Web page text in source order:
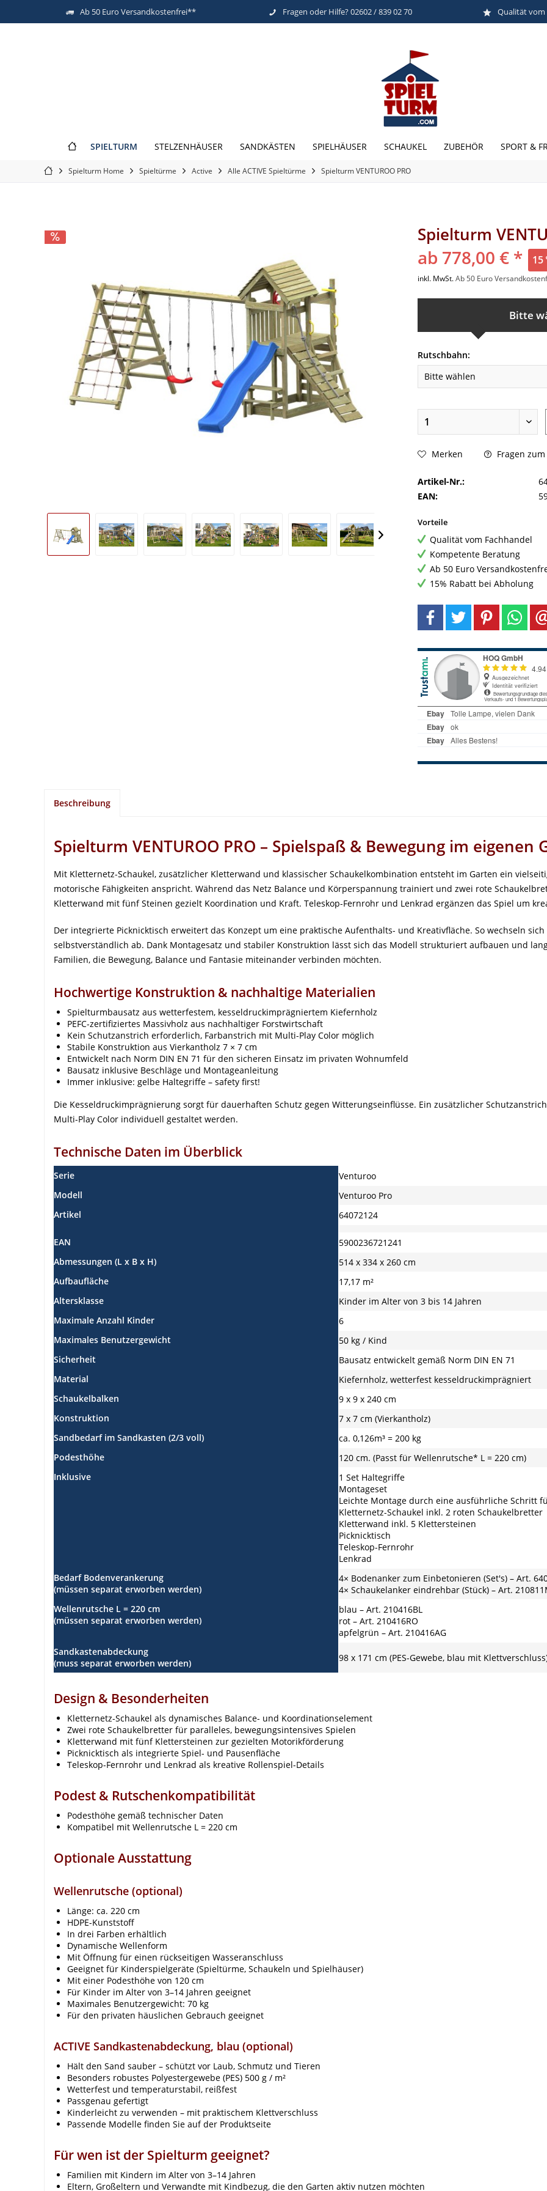
Ab 50 Euro Versandkostenfrei** Fragen oder Hilfe? 02602 / 839 02 70 Qualität vom
SPIELTURM STELZENHÄUSER SANDKÄSTEN SPIELHÄUSER SCHAUKEL ZUBEHÖR SPORT &
Spielturm Home Spieltürme Active Alle ACTIVE Spieltürme Spielturm VENTUROO PRO
Spielturm
ab 778,00 € * 15
inkl. MwSt.Ab 50 Euro
Bitte
Rutschbahn:
Merken Fragen
Artikel-Nr.:
EAN:
Vorteile
Qualität vom Fachhandel
Kompetente Beratung
Ab 50 Euro
15% Rabatt bei Abholung
Beschreibung
Spielturm VENTUROO PRO – Spielspaß & Bewegung im eigenen
Mit Kletternetz-Schaukel, zusätzlicher Kletterwand und klassischer Schaukelkombination entsteht im Garten ein
motorische Fähigkeiten anspricht. Während das Netz Balance und Körperspannung trainiert und zwei rote
Kletterwand mit fünf Steinen gezielt Koordination und Kraft. Teleskop-Fernrohr und Lenkrad ergänzen das Spiel um
Der integrierte Picknicktisch erweitert das Konzept um eine praktische Aufenthalts- und Kreativfläche. So wechseln
selbstverständlich ab. Dank Montagesatz und stabiler Konstruktion lässt sich das Modell strukturiert aufbauen und
Familien, die Bewegung, Balance und Fantasie miteinander verbinden möchten.
Hochwertige Konstruktion & nachhaltige Materialien
Spielturmbausatz aus wetterfestem, kesseldruckimprägniertem Kiefernholz
PEFC-zertifiziertes Massivholz aus nachhaltiger Forstwirtschaft
Kein Schutzanstrich erforderlich, Farbanstrich mit Multi-Play Color möglich
Stabile Konstruktion aus Vierkantholz 7 × 7 cm
Entwickelt nach Norm DIN EN 71 für den sicheren Einsatz im privaten Wohnumfeld
Bausatz inklusive Beschläge und Montageanleitung
Immer inklusive: gelbe Haltegriffe – safety first!
Die Kesseldruckimprägnierung sorgt für dauerhaften Schutz gegen Witterungseinflüsse. Ein zusätzlicher
Multi-Play Color individuell gestaltet werden.
Technische Daten im Überblick
Serie
Venturoo
Modell
Venturoo Pro
Artikel
64072124
EAN
5900236721241
Abmessungen (L x B x H)
514 x 334 x 260 cm
Aufbaufläche
17,17 m²
Altersklasse
Kinder im Alter von 3 bis 14 Jahren
Maximale Anzahl Kinder
6
Maximales Benutzergewicht
50 kg / Kind
Sicherheit
Bausatz entwickelt gemäß Norm DIN EN 71
Material
Kiefernholz, wetterfest kesseldruckimprägniert
Schaukelbalken
9 x 9 x 240 cm
Konstruktion
7 x 7 cm (Vierkantholz)
Sandbedarf im Sandkasten (2/3 voll)
ca. 0,126m³ = 200 kg
Podesthöhe
120 cm. (Passt für Wellenrutsche* L = 220 cm)
Inklusive
1 Set Haltegriffe
Montageset
Leichte Montage durch eine ausführliche Schritt
Kletternetz-Schaukel inkl. 2 roten Schaukelbretter
Kletterwand inkl. 5 Klettersteinen
Picknicktisch
Teleskop-Fernrohr
Lenkrad
Bedarf Bodenverankerung
(müssen separat erworben werden)
4× Bodenanker zum Einbetonieren (Set's) – Art.
4× Schaukelanker eindrehbar (Stück) – Art.
Wellenrutsche L = 220 cm
(müssen separat erworben werden)
blau – Art. 210416BL
rot – Art. 210416RO
apfelgrün – Art. 210416AG
Sandkastenabdeckung
(muss separat erworben werden)
98 x 171 cm (PES-Gewebe, blau mit
Design & Besonderheiten
Kletternetz-Schaukel als dynamisches Balance- und Koordinationselement
Zwei rote Schaukelbretter für paralleles, bewegungsintensives Spielen
Kletterwand mit fünf Klettersteinen zur gezielten Motorikförderung
Picknicktisch als integrierte Spiel- und Pausenfläche
Teleskop-Fernrohr und Lenkrad als kreative Rollenspiel-Details
Podest & Rutschenkompatibilität
Podesthöhe gemäß technischer Daten
Kompatibel mit Wellenrutsche L = 220 cm
Optionale Ausstattung
Wellenrutsche (optional)
Länge: ca. 220 cm
HDPE-Kunststoff
In drei Farben erhältlich
Dynamische Wellenform
Mit Öffnung für einen rückseitigen Wasseranschluss
Geeignet für Kinderspielgeräte (Spieltürme, Schaukeln und Spielhäuser)
Mit einer Podesthöhe von 120 cm
Für Kinder im Alter von 3–14 Jahren geeignet
Maximales Benutzergewicht: 70 kg
Für den privaten häuslichen Gebrauch geeignet
ACTIVE Sandkastenabdeckung, blau (optional)
Hält den Sand sauber – schützt vor Laub, Schmutz und Tieren
Besonders robustes Polyestergewebe (PES) 500 g / m²
Wetterfest und temperaturstabil, reißfest
Passgenau gefertigt
Kinderleicht zu verwenden – mit praktischem Klettverschluss
Passende Modelle finden Sie auf der Produktseite
Für wen ist der Spielturm geeignet?
Familien mit Kindern im Alter von 3–14 Jahren
Eltern, Großeltern und Verwandte mit Kindbezug, die den Garten aktiv nutzen möchten